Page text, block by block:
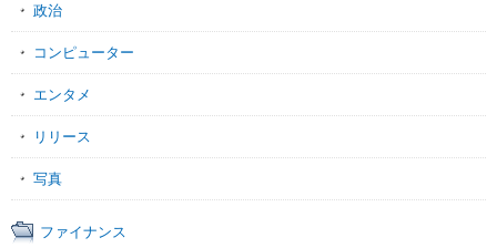
政治
コンピューター
エンタメ
リリース
写真
ファイナンス